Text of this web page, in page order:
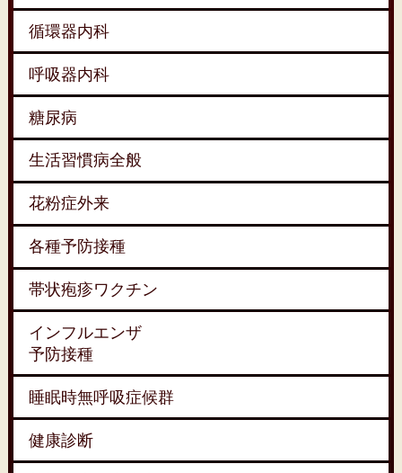
循環器内科
呼吸器内科
糖尿病
生活習慣病全般
花粉症外来
各種予防接種
帯状疱疹ワクチン
インフルエンザ
予防接種
睡眠時無呼吸症候群
健康診断